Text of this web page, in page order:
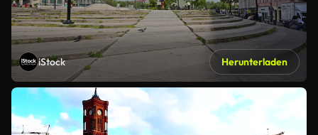
iStock Herunterladen